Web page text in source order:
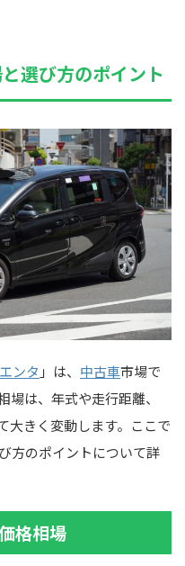
選び方のポイント
ンタ 」は、 中古車市場で
は、年式や走行距離、
大きく変動します。ここで
方のポイントについて詳
格相場